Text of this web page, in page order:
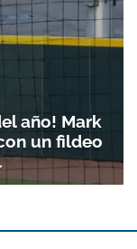
boletín.
ACEPTAR
año! Mark
un fildeo